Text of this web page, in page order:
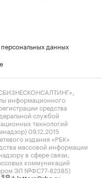
данных
информационного
средства
службой
технологий
09.12.2015
издания «РБК»
массовой информации
в сфере связи,
коммуникаций
ЭЛ №ФС77-82385)